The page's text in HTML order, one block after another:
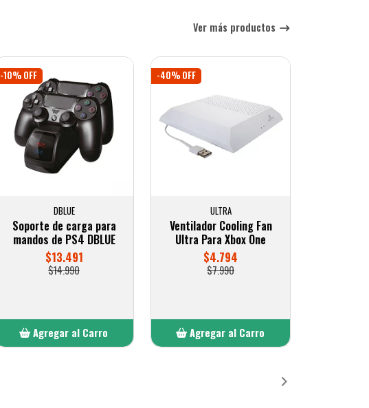
Ver más productos
-10% OFF
DBLUE
Soporte de carga para
mandos de PS4 DBLUE
$13.491
$14.990
Agregar al Carro
-40% OFF
ULTRA
Ventilador Cooling Fan
Ultra Para Xbox One
$4.794
$7.990
Agregar al Carro